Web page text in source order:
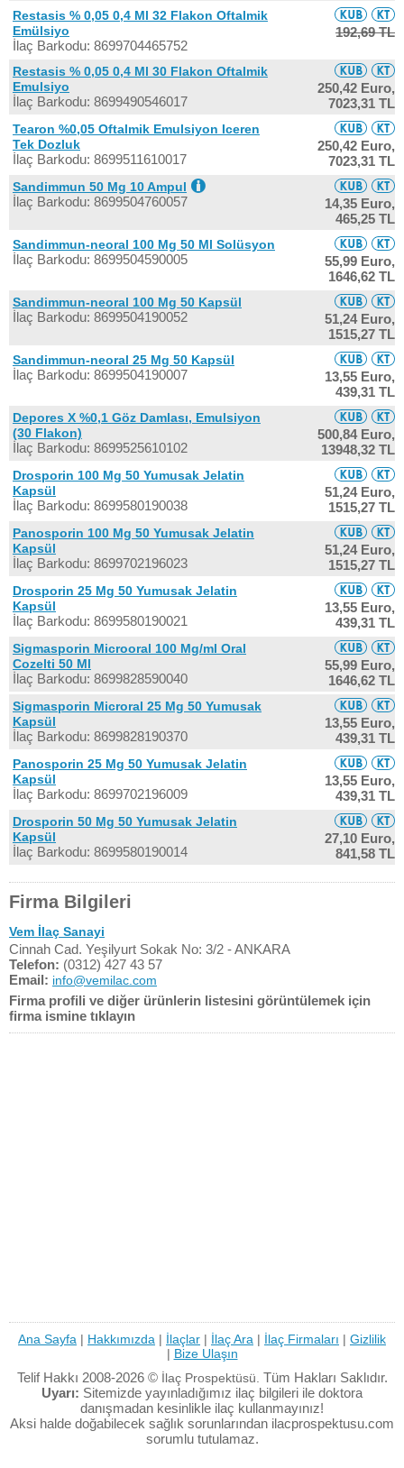
Restasis % 0,05 0,4 Ml 32 Flakon Oftalmik
Emülsiyo
İlaç Barkodu: 8699704465752
192,69 TL
Restasis % 0,05 0,4 Ml 30 Flakon Oftalmik
Emulsiyo
İlaç Barkodu: 8699490546017
250,42 Euro,
7023,31 TL
Tearon %0,05 Oftalmik Emulsiyon Iceren
Tek Dozluk
İlaç Barkodu: 8699511610017
250,42 Euro,
7023,31 TL
Sandimmun 50 Mg 10 Ampul
İlaç Barkodu: 8699504760057
14,35 Euro,
465,25 TL
Sandimmun-neoral 100 Mg 50 Ml Solüsyon
İlaç Barkodu: 8699504590005
55,99 Euro,
1646,62 TL
Sandimmun-neoral 100 Mg 50 Kapsül
İlaç Barkodu: 8699504190052
51,24 Euro,
1515,27 TL
Sandimmun-neoral 25 Mg 50 Kapsül
İlaç Barkodu: 8699504190007
13,55 Euro,
439,31 TL
Depores X %0,1 Göz Damlası, Emulsiyon
(30 Flakon)
İlaç Barkodu: 8699525610102
500,84 Euro,
13948,32 TL
Drosporin 100 Mg 50 Yumusak Jelatin
Kapsül
İlaç Barkodu: 8699580190038
51,24 Euro,
1515,27 TL
Panosporin 100 Mg 50 Yumusak Jelatin
Kapsül
İlaç Barkodu: 8699702196023
51,24 Euro,
1515,27 TL
Drosporin 25 Mg 50 Yumusak Jelatin
Kapsül
İlaç Barkodu: 8699580190021
13,55 Euro,
439,31 TL
Sigmasporin Microoral 100 Mg/ml Oral
Cozelti 50 Ml
İlaç Barkodu: 8699828590040
55,99 Euro,
1646,62 TL
Sigmasporin Microral 25 Mg 50 Yumusak
Kapsül
İlaç Barkodu: 8699828190370
13,55 Euro,
439,31 TL
Panosporin 25 Mg 50 Yumusak Jelatin
Kapsül
İlaç Barkodu: 8699702196009
13,55 Euro,
439,31 TL
Drosporin 50 Mg 50 Yumusak Jelatin
Kapsül
İlaç Barkodu: 8699580190014
27,10 Euro,
841,58 TL
Firma Bilgileri
Vem İlaç Sanayi
Cinnah Cad. Yeşilyurt Sokak No: 3/2 - ANKARA
Telefon: (0312) 427 43 57
Email: info@vemilac.com
Firma profili ve diğer ürünlerin listesini görüntülemek için
firma ismine tıklayın
Ana Sayfa | Hakkımızda | İlaçlar | İlaç Ara | İlaç Firmaları | Gizlilik
| Bize Ulaşın
Telif Hakkı 2008-2026 © İlaç Prospektüsü. Tüm Hakları Saklıdır.
Uyarı: Sitemizde yayınladığımız ilaç bilgileri ile doktora
danışmadan kesinlikle ilaç kullanmayınız!
Aksi halde doğabilecek sağlık sorunlarından ilacprospektusu.com
sorumlu tutulamaz.